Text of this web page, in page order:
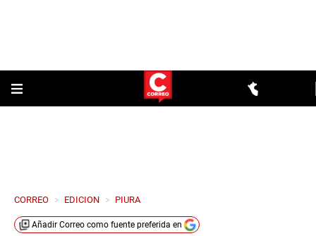
CORREO > EDICION > PIURA
Añadir Correo como fuente preferida en